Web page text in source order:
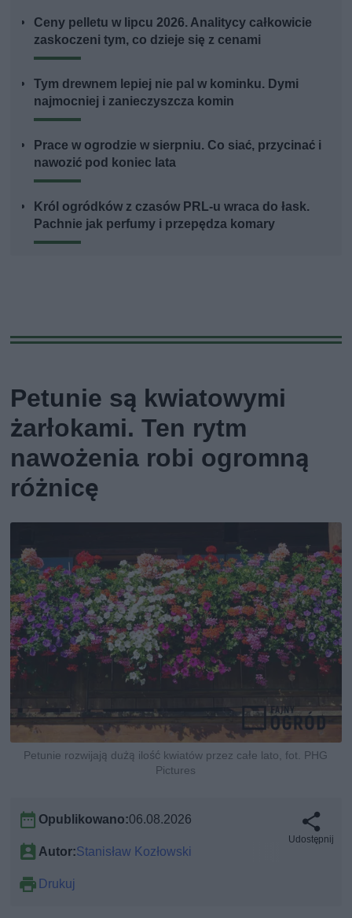
Ceny pelletu w lipcu 2026. Analitycy całkowicie
zaskoczeni tym, co dzieje się z cenami
Tym drewnem lepiej nie pal w kominku. Dymi
najmocniej i zanieczyszcza komin
Prace w ogrodzie w sierpniu. Co siać, przycinać i
nawozić pod koniec lata
Król ogródków z czasów PRL-u wraca do łask.
Pachnie jak perfumy i przepędza komary
Petunie są kwiatowymi
żarłokami. Ten rytm
nawożenia robi ogromną
różnicę
Petunie rozwijają dużą ilość kwiatów przez całe lato, fot. PHG
Pictures
Opublikowano:06.08.2026
Autor:Stanisław Kozłowski
Drukuj
Udostępnij